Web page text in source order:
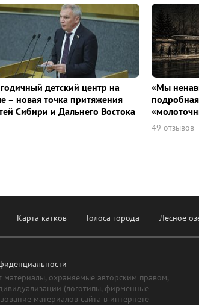
детский центр на
– новая точка притяжения
Сибири и Дальнего Востока
«Мы
49 отзывов
Карта катков Голоса города Лесное
материалы, охраняемые авторским правом,
(логотипы, фирменные
материалов сайта в интернете